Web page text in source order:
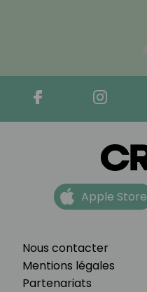
Nous contacter
Mentions légales
Partenariats
Apple Store